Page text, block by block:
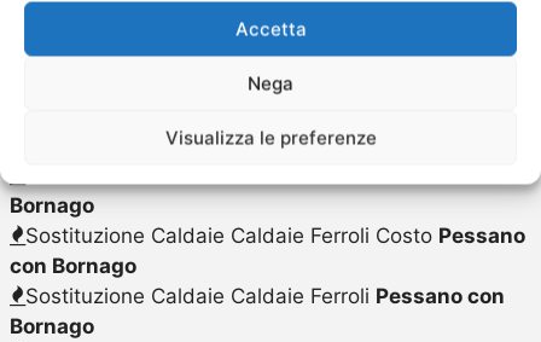
Accetta
Nega
Visualizza le preferenze
Scaldabagno a Gas FerroliPessano con Bornago
Scaldabagno a Gas Ferroli SostituzionePessano
Bornago
Sostituzione Caldaie Caldaie Ferroli Costo Pessano
con Bornago
Sostituzione Caldaie Caldaie Ferroli Pessano con
Bornago